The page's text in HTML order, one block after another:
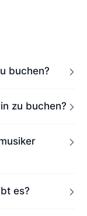
buchen?
zu buchen?
es?